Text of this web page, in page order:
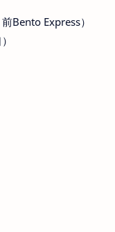
Bento Express）